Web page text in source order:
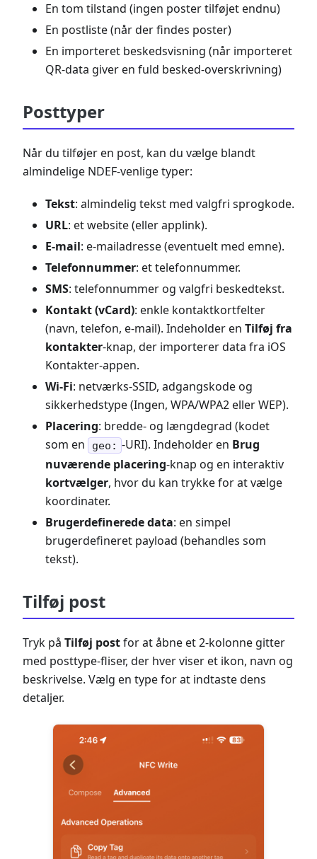
En tom tilstand (ingen poster tilføjet endnu)
En postliste (når der findes poster)
En importeret beskedsvisning (når importeret
QR-data giver en fuld besked-overskrivning)
Posttyper
Når du tilføjer en post, kan du vælge blandt
almindelige NDEF-venlige typer:
Tekst: almindelig tekst med valgfri sprogkode.
URL: et website (eller applink).
E-mail: e-mailadresse (eventuelt med emne).
Telefonnummer: et telefonnummer.
SMS: telefonnummer og valgfri beskedtekst.
Kontakt (vCard): enkle kontaktkortfelter
(navn, telefon, e-mail). Indeholder en Tilføj fra
kontakter-knap, der importerer data fra iOS
Kontakter-appen.
Wi-Fi: netværks-SSID, adgangskode og
sikkerhedstype (Ingen, WPA/WPA2 eller WEP).
Placering: bredde- og længdegrad (kodet
som en
geo: -URI). Indeholder en Brug
nuværende placering-knap og en interaktiv
kortvælger, hvor du kan trykke for at vælge
koordinater.
Brugerdefinerede data: en simpel
brugerdefineret payload (behandles som
tekst).
Tilføj post
Tryk på Tilføj postfor at åbne et 2-kolonne gitter
med posttype-fliser, der hver viser et ikon, navn og
beskrivelse. Vælg en type for at indtaste dens
detaljer.